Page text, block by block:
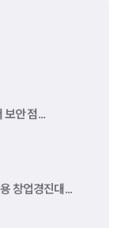
보안 점…
창업경진대…